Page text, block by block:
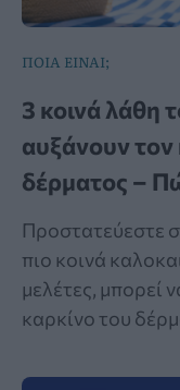
ΠΟΙΑ ΕΙΝΑΙ;
3 κοινά λάθη
αυξάνουν τον
δέρματος –
Προστατεύεστε
πιο κοινά
μελέτες, μπορεί
καρκίνο του